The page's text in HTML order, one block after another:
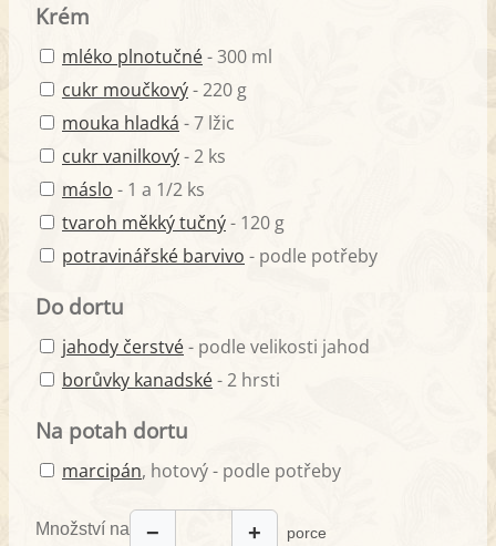
Krém
mléko plnotučné- 300 ml
cukr moučkový- 220 g
mouka hladká - 7 lžic
cukr vanilkový- 2 ks
máslo - 1 a 1/2 ks
tvaroh měkký tučný- 120 g
potravinářské barvivo - podle potřeby
Do dortu
jahody čerstvé- podle velikosti jahod
borůvky kanadské- 2 hrsti
Na potah dortu
marcipán, hotový - podle potřeby
Množství na − + porce